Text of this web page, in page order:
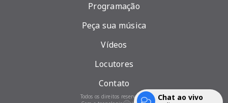
Programação
Peça sua música
Vídeos
Locutores
Contato
Todos os direitos reservados.
Chat ao vivo